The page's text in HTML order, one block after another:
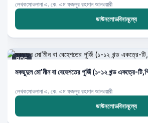
লেখক:মাওলানা এ. কে. এম ফজলুর রহমান আনওয়ারী
ডাউনলোডবিনামূল্যে
PDF
মকছুদুল মো’মীন বা বেহেশতের পুজিঁ (১-১২ খন্ড একত্রে-
লেখক:মাওলানা এ. কে. এম ফজলুর রহমান আনওয়ারী
ডাউনলোডবিনামূল্যে